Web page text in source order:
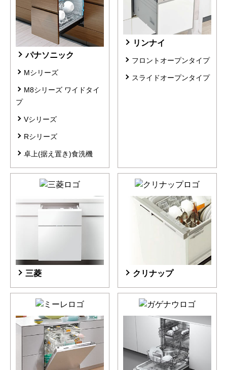
パナソニック
Mシリーズ
M8シリーズ ワイドタイ
プ
Vシリーズ
Rシリーズ
卓上(据え置き)食洗機
リンナイ
フロントオープンタイプ
スライドオープンタイプ
三菱 クリナップ